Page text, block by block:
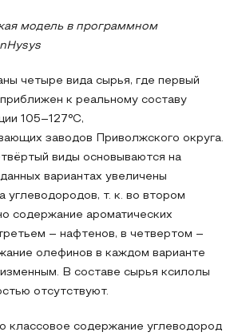
модель в программном
четыре вида сырья, где первый
к реальному составу
105–127°С,
заводов Приволжского округа.
виды основываются на
вариантах увеличены
углеводородов, т. к. во втором
содержание ароматических
– нафтенов, в четвертом –
олефинов в каждом варианте
В составе сырья ксилолы
отсутствуют.
классовое содержание углеводород